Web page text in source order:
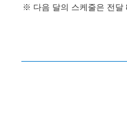
다음 달의 스케줄은 전달